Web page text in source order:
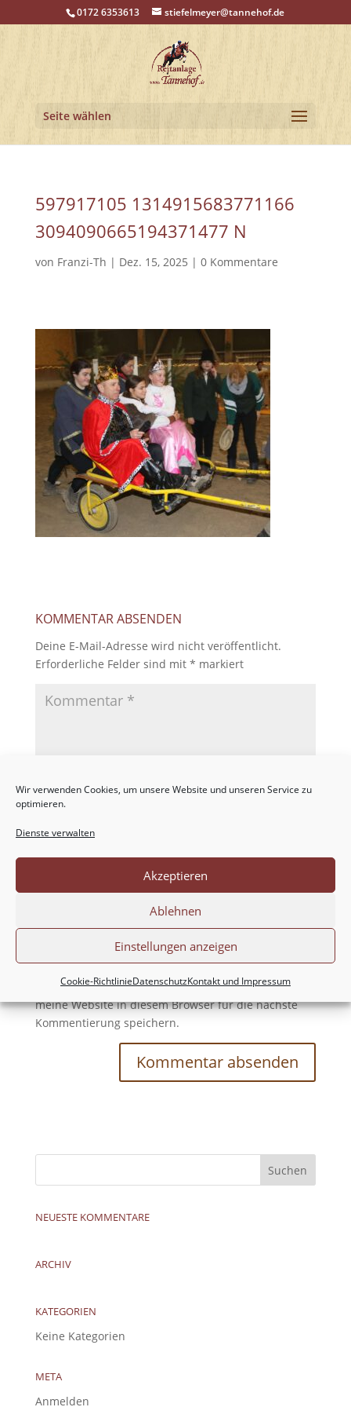
Wir verwenden Cookies, um unsere Website und unseren Service zu
optimieren.
Dienste verwalten
Akzeptieren
Ablehnen
Einstellungen anzeigen
Cookie-RichtlinieDatenschutzKontakt und Impressum
0172 6353613 stiefelmeyer@tannehof.de
Seite wählen
597917105 1314915683771166
3094090665194371477 N
von Franzi-Th | Dez. 15, 2025 | 0 Kommentare
KOMMENTAR ABSENDEN
Deine E-Mail-Adresse wird nicht veröffentlicht.
Erforderliche Felder sind mit * markiert
Meinen Namen, meine E-Mail-Adresse und
meine Website in diesem Browser für die nächste
Kommentierung speichern.
NEUESTE KOMMENTARE
ARCHIV
KATEGORIEN
Keine Kategorien
META
Anmelden